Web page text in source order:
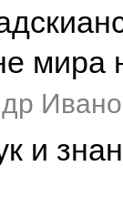
мира
и